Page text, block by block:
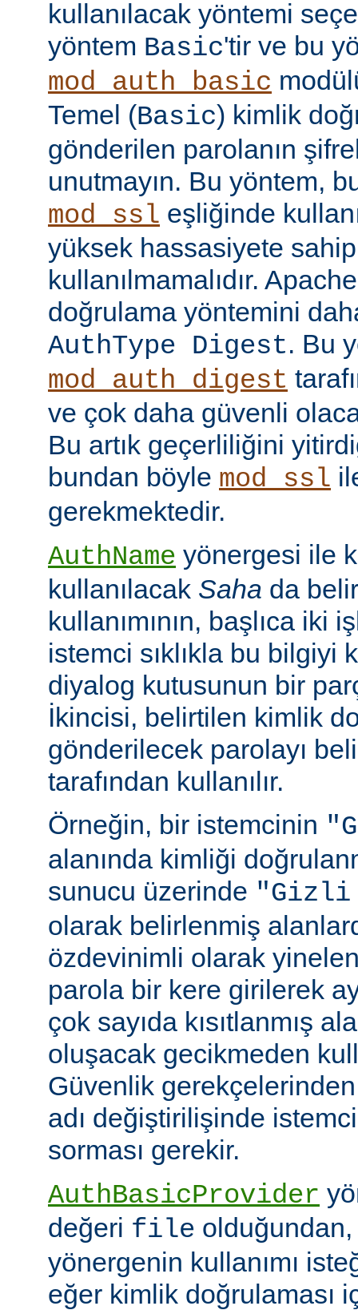
kullanılacak yöntemi
yöntem Basic'tir ve bu
mod_auth_basic
Temel (Basic) kimlik
gönderilen parolanın
unutmayın. Bu yöntem,
mod_ssl eşliğinde
yüksek hassasiyete
kullanılmamalıdır.
doğrulama yöntemini
AuthType Digest. Bu
mod_auth_digest
ve çok daha güvenli
Bu artık geçerliliğini
bundan böyle mod_ssl
gerekmektedir.
AuthName yönergesi ile
kullanılacak Saha da
kullanımının, başlıca iki
istemci sıklıkla bu bilgiyi
diyalog kutusunun bir
İkincisi, belirtilen kimlik
gönderilecek parolayı
tarafından kullanılır.
Örneğin, bir istemcinin
alanında kimliği
sunucu üzerinde "Gizli
olarak belirlenmiş
özdevinimli olarak
parola bir kere girilerek
çok sayıda kısıtlanmış
oluşacak gecikmeden
Güvenlik
adı değiştirilişinde
sorması gerekir.
AuthBasicProvider
değeri file
yönergenin kullanımı
eğer kimlik doğrulaması